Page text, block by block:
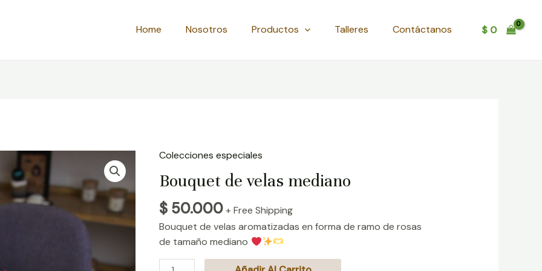
Home Nosotros Productos Talleres Contáctanos $0
Colecciones especiales
Bouquet de velas mediano
$ 50.000 + Free Shipping
Bouquet de velas aromatizadas en forma de ramo de rosas
de tamaño mediano
Bouquet
de
velas
mediano
cantidad